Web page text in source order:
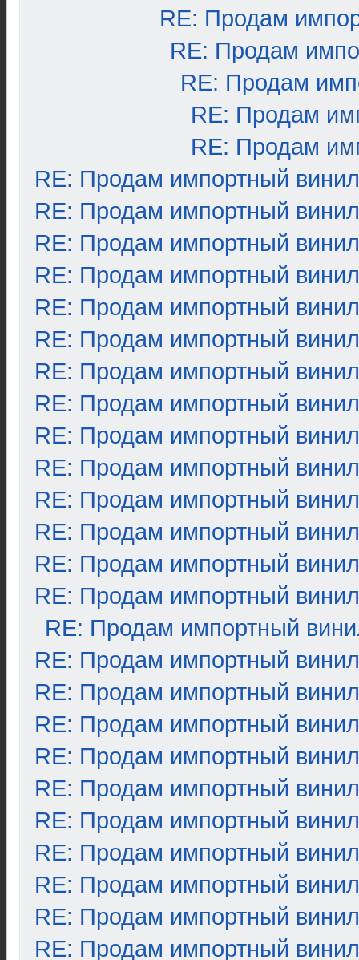
RE: Продам
RE: Продам
RE: Продам
RE: Продам
RE: Продам
RE: Продам импортный винил
RE: Продам импортный винил
RE: Продам импортный винил
RE: Продам импортный винил
RE: Продам импортный винил
RE: Продам импортный винил
RE: Продам импортный винил
RE: Продам импортный винил
RE: Продам импортный винил
RE: Продам импортный винил
RE: Продам импортный винил
RE: Продам импортный винил
RE: Продам импортный винил
RE: Продам импортный винил
RE: Продам импортный
RE: Продам импортный винил
RE: Продам импортный винил
RE: Продам импортный винил
RE: Продам импортный винил
RE: Продам импортный винил
RE: Продам импортный винил
RE: Продам импортный винил
RE: Продам импортный винил
RE: Продам импортный винил
RE: Продам импортный винил